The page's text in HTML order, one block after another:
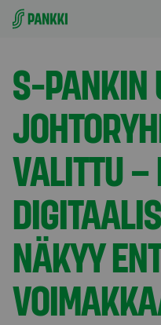
Siirry suoraan sisältöön
Tiedotteet
S-PANKIN
VALITTU –
NÄKYY